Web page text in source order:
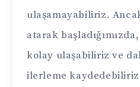
ulaşamayabiliriz.
atarak
kolay ulaşabiliriz ve
ilerleme